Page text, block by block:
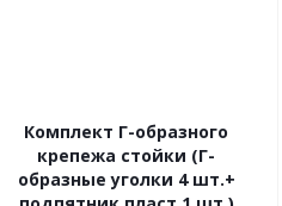
Комплект Г-образного
крепежа стойки (Г-
образные уголки 4 шт.+